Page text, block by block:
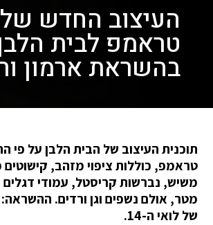
העיצוב החדש של
טראמפ לבית
בהשראת ארמון
תוכנית העיצוב של הבית הלבן על פי
טראמפ, כוללות ציפוי מזהב,
מטר, אולם נשפים וגן ורדים. ההשראה:
של לואי ה-14.